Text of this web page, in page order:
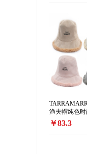
渔夫帽纯色
保暖渔夫帽正
￥83.3